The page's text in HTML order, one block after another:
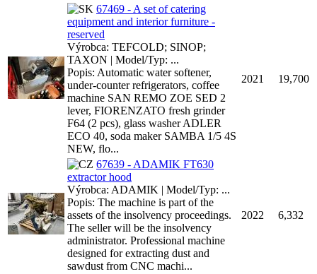
67469 - A set of catering
equipment and interior furniture -
reserved
Výrobca: TEFCOLD; SINOP;
TAXON | Model/Typ: ...
Popis: Automatic water softener,
under-counter refrigerators, coffee
machine SAN REMO ZOE SED 2
lever, FIORENZATO fresh grinder
F64 (2 pcs), glass washer ADLER
ECO 40, soda maker SAMBA 1/5 4S
NEW, flo...
2021 19,700
67639 - ADAMIK FT630
extractor hood
Výrobca: ADAMIK | Model/Typ: ...
Popis: The machine is part of the
assets of the insolvency proceedings.
The seller will be the insolvency
administrator. Professional machine
designed for extracting dust and
sawdust from CNC machi...
2022 6,332